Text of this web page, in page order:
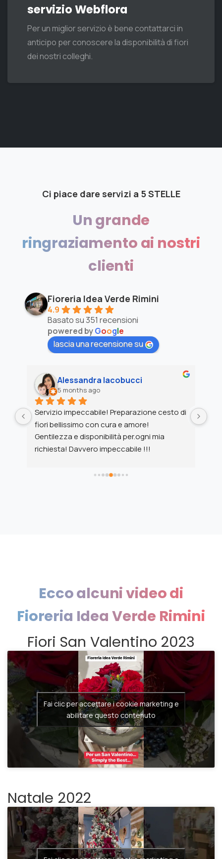
Fiori in tutta Italia con il
servizio Webflora
Per un miglior servizio è bene contattarci in
dei nostri colleghi.
Ci piace dare servizi a 5 STELLE
Ungrande
ringraziamento
clienti
Fioreria Idea Verde Rimini
4.9
Basato su 351 recensioni
Alessandra Iacobucci
5 months ago
Servizio impeccabile! Preparazione cesto di
fiori bellissimo con cura e amore!
richiesta! Davvero impeccabile !!!
Ecco alcunivideodi
FioreriaIdeaVerdeRimini
Fiori San Valentino 2023
Fai clic per accettare i cookie marketing e
abilitare questo contenuto
Natale 2022